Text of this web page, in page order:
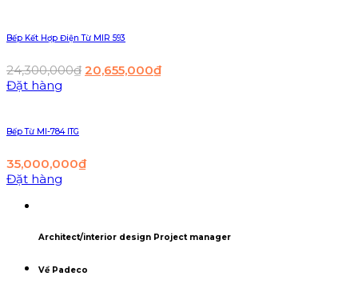
Bếp Kết Hợp Điện Từ MIR 593
24,300,000₫ 20,655,000₫
Đặt hàng
Bếp Từ MI-784 ITG
35,000,000₫
Đặt hàng
Architect/interior design Project manager
Về Padeco